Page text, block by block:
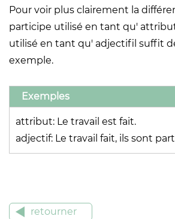
Pour voir plus clairement la
participe utilisé en tant qu'
utilisé en tant qu' adjectifil suffit
exemple.
Exemples
attribut: Le travail est fait.
adjectif: Le travail fait, ils sont
retourner